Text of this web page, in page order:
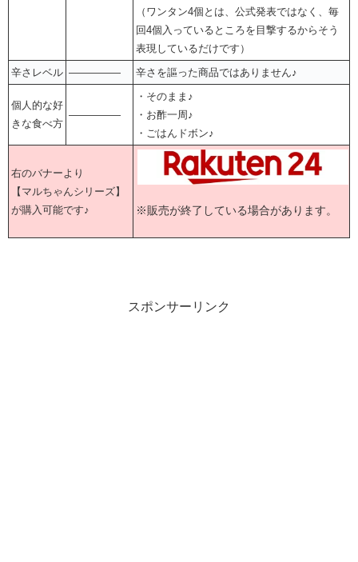
（ワンタン4個とは、公式発表ではなく、毎
回4個入っているところを目撃するからそう
表現しているだけです）
辛さレベル ――――― 辛さを謳った商品ではありません♪
個人的な好
きな食べ方
―――――
・そのまま♪
・お酢一周♪
・ごはんドボン♪
右のバナーより
【マルちゃんシリーズ】
が購入可能です♪
※販売が終了している場合があります。
スポンサーリンク